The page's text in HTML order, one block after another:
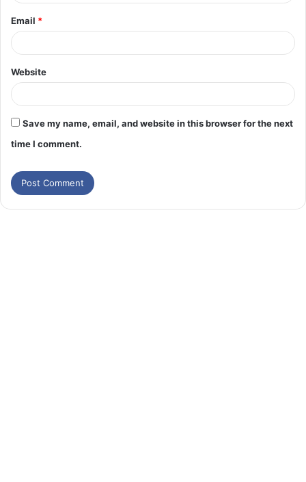
Email *
Website
Save my name, email, and website in this browser for the next
time I comment.